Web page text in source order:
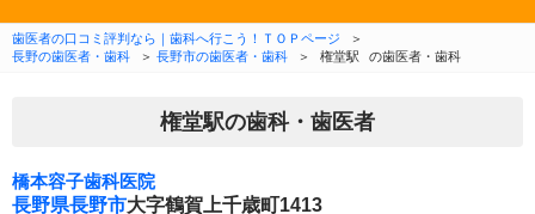
コンテンツへ移動
歯医者の口コミ評判なら｜歯科へ行こう！ＴＯＰページ
＞
長野の歯医者・歯科
＞ 長野市の歯医者・歯科 ＞ 権堂駅 の歯医者・歯科
権堂駅の歯科・歯医者
橋本容子歯科医院
長野県長野市大字鶴賀上千歳町1413